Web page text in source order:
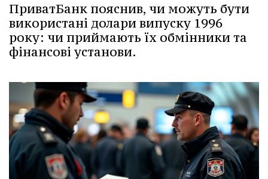
ПриватБанк пояснив, чи можуть бути
використані долари випуску 1996
року: чи приймають їх обмінники та
фінансові установи.